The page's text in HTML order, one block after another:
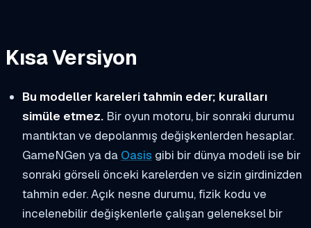
Kısa Versiyon
Bu modeller kareleri tahmin eder; kuralları
simüle etmez.Bir oyun motoru, bir sonraki durumu
mantıktan ve depolanmış değişkenlerden hesaplar.
GameNGen ya da Oasis gibi bir dünya modeli ise bir
sonraki görseli önceki karelerden ve sizin girdinizden
tahmin eder. Açık nesne durumu, fizik kodu ve
incelenebilir değişkenlerle çalışan geleneksel bir